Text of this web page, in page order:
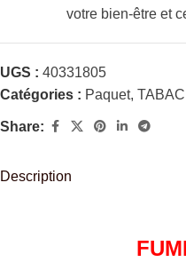
votre bien-être et
UGS : 40331805
Catégories : Paquet, TABAC
Share:
Description